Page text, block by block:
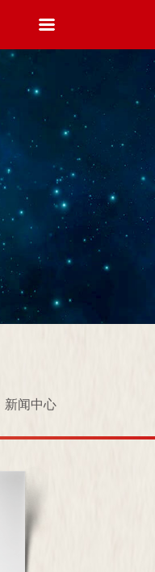
新闻中心